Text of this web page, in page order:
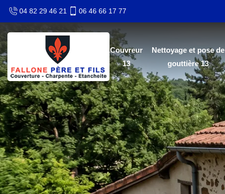
04 82 29 46 21 06 46 66 17 77
Couvreur
13
Nettoyage et pose de
gouttière 13